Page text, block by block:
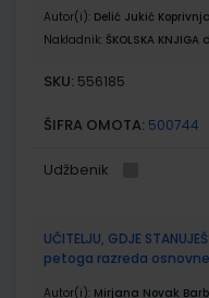
Autor(i): Delić Jukić
Nakladnik: ŠKOLSKA KNJIGA
SKU: 556185
ŠIFRA OMOTA: 500744
Udžbenik
UČITELJU, GDJE
petoga razreda
Autor(i): Mirjana Novak